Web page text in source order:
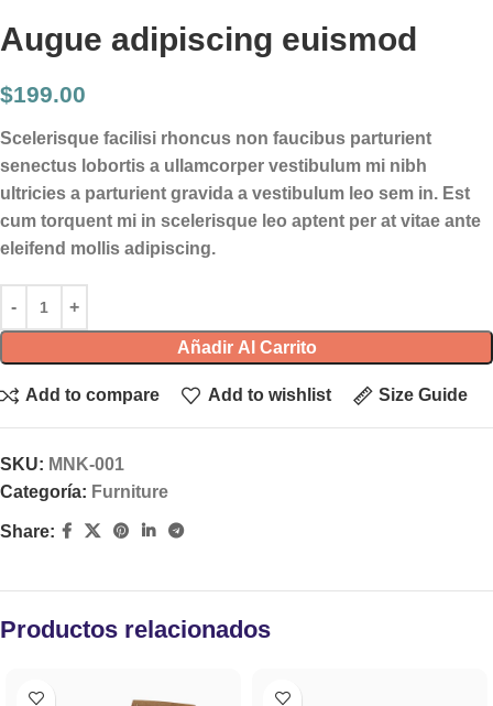
Augue adipiscing euismod
$199.00
Scelerisque facilisi rhoncus non faucibus parturient
senectus lobortis a ullamcorper vestibulum mi nibh
ultricies a parturient gravida a vestibulum leo sem in. Est
cum torquent mi in scelerisque leo aptent per at vitae ante
eleifend mollis adipiscing.
Añadir Al Carrito
Add to compare Add to wishlist Size Guide
SKU: MNK-001
Categoría: Furniture
Share:
Productos relacionados